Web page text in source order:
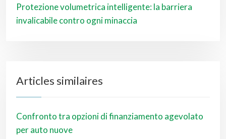
Protezione volumetrica intelligente: la barriera
invalicabile contro ogni minaccia
Articles similaires
Confronto tra opzioni di finanziamento agevolato
per auto nuove